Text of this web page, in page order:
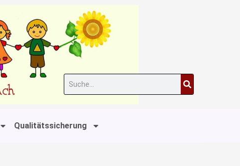
Suche
Qualitätssicherung